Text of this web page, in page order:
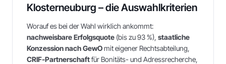
Klosterneuburg – die Auswahlkriterien
Worauf es bei der Wahl wirklich ankommt:
nachweisbare Erfolgsquote (bis zu 93 %), staatliche
Konzession nach GewOmit eigener Rechtsabteilung,
CRIF-Partnerschaftfür Bonitäts- und Adressrecherche,